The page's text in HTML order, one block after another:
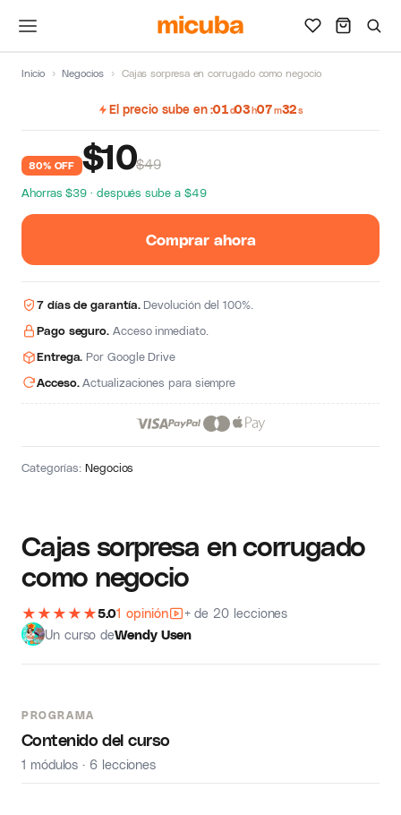
Inicio › Negocios › Cajas sorpresa en corrugado como negocio
Cajas sorpresa en corrugado
como negocio
★ ★ ★ ★ ★5.01 opinión
+ de 20 lecciones
Un curso deWendy Usen
PROGRAMA
Contenido del curso
1 módulos · 6 lecciones
El precio sube en 01d03h07m31s
80% OFF $10$49
Ahorras $39 · después sube a $49
Comprar ahora
7 días de garantía.Devolución del 100%.
Pago seguro. Acceso inmediato.
Entrega. Por Google Drive
Acceso.Actualizaciones para siempre
Categorías:Negocios